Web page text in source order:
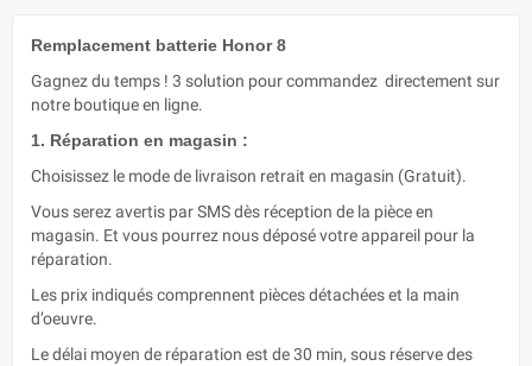
Remplacement batterie Honor 8
Gagnez du temps ! 3 solution pour commandez directement sur
notre boutique en ligne.
1. Réparation en magasin :
Choisissez le mode de livraison retrait en magasin (Gratuit).
Vous serez avertis par SMS dès réception de la pièce en
magasin. Et vous pourrez nous déposé votre appareil pour la
réparation.
Les prix indiqués comprennent pièces détachées et la main
d’oeuvre.
Le délai moyen de réparation est de 30 min, sous réserve des